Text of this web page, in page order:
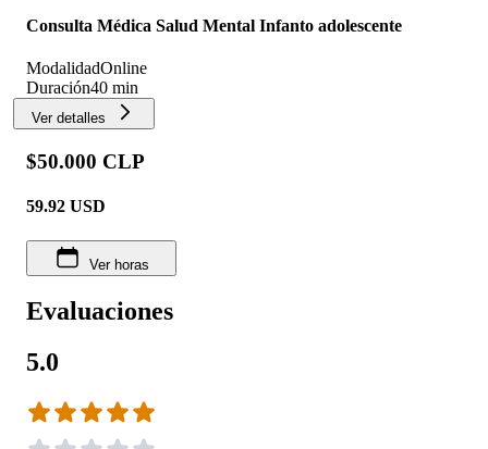
Consulta Médica Salud Mental Infanto adolescente
ModalidadOnline
Duración40 min
Ver detalles
$50.000 CLP
59.92 USD
Ver horas
Evaluaciones
5.0